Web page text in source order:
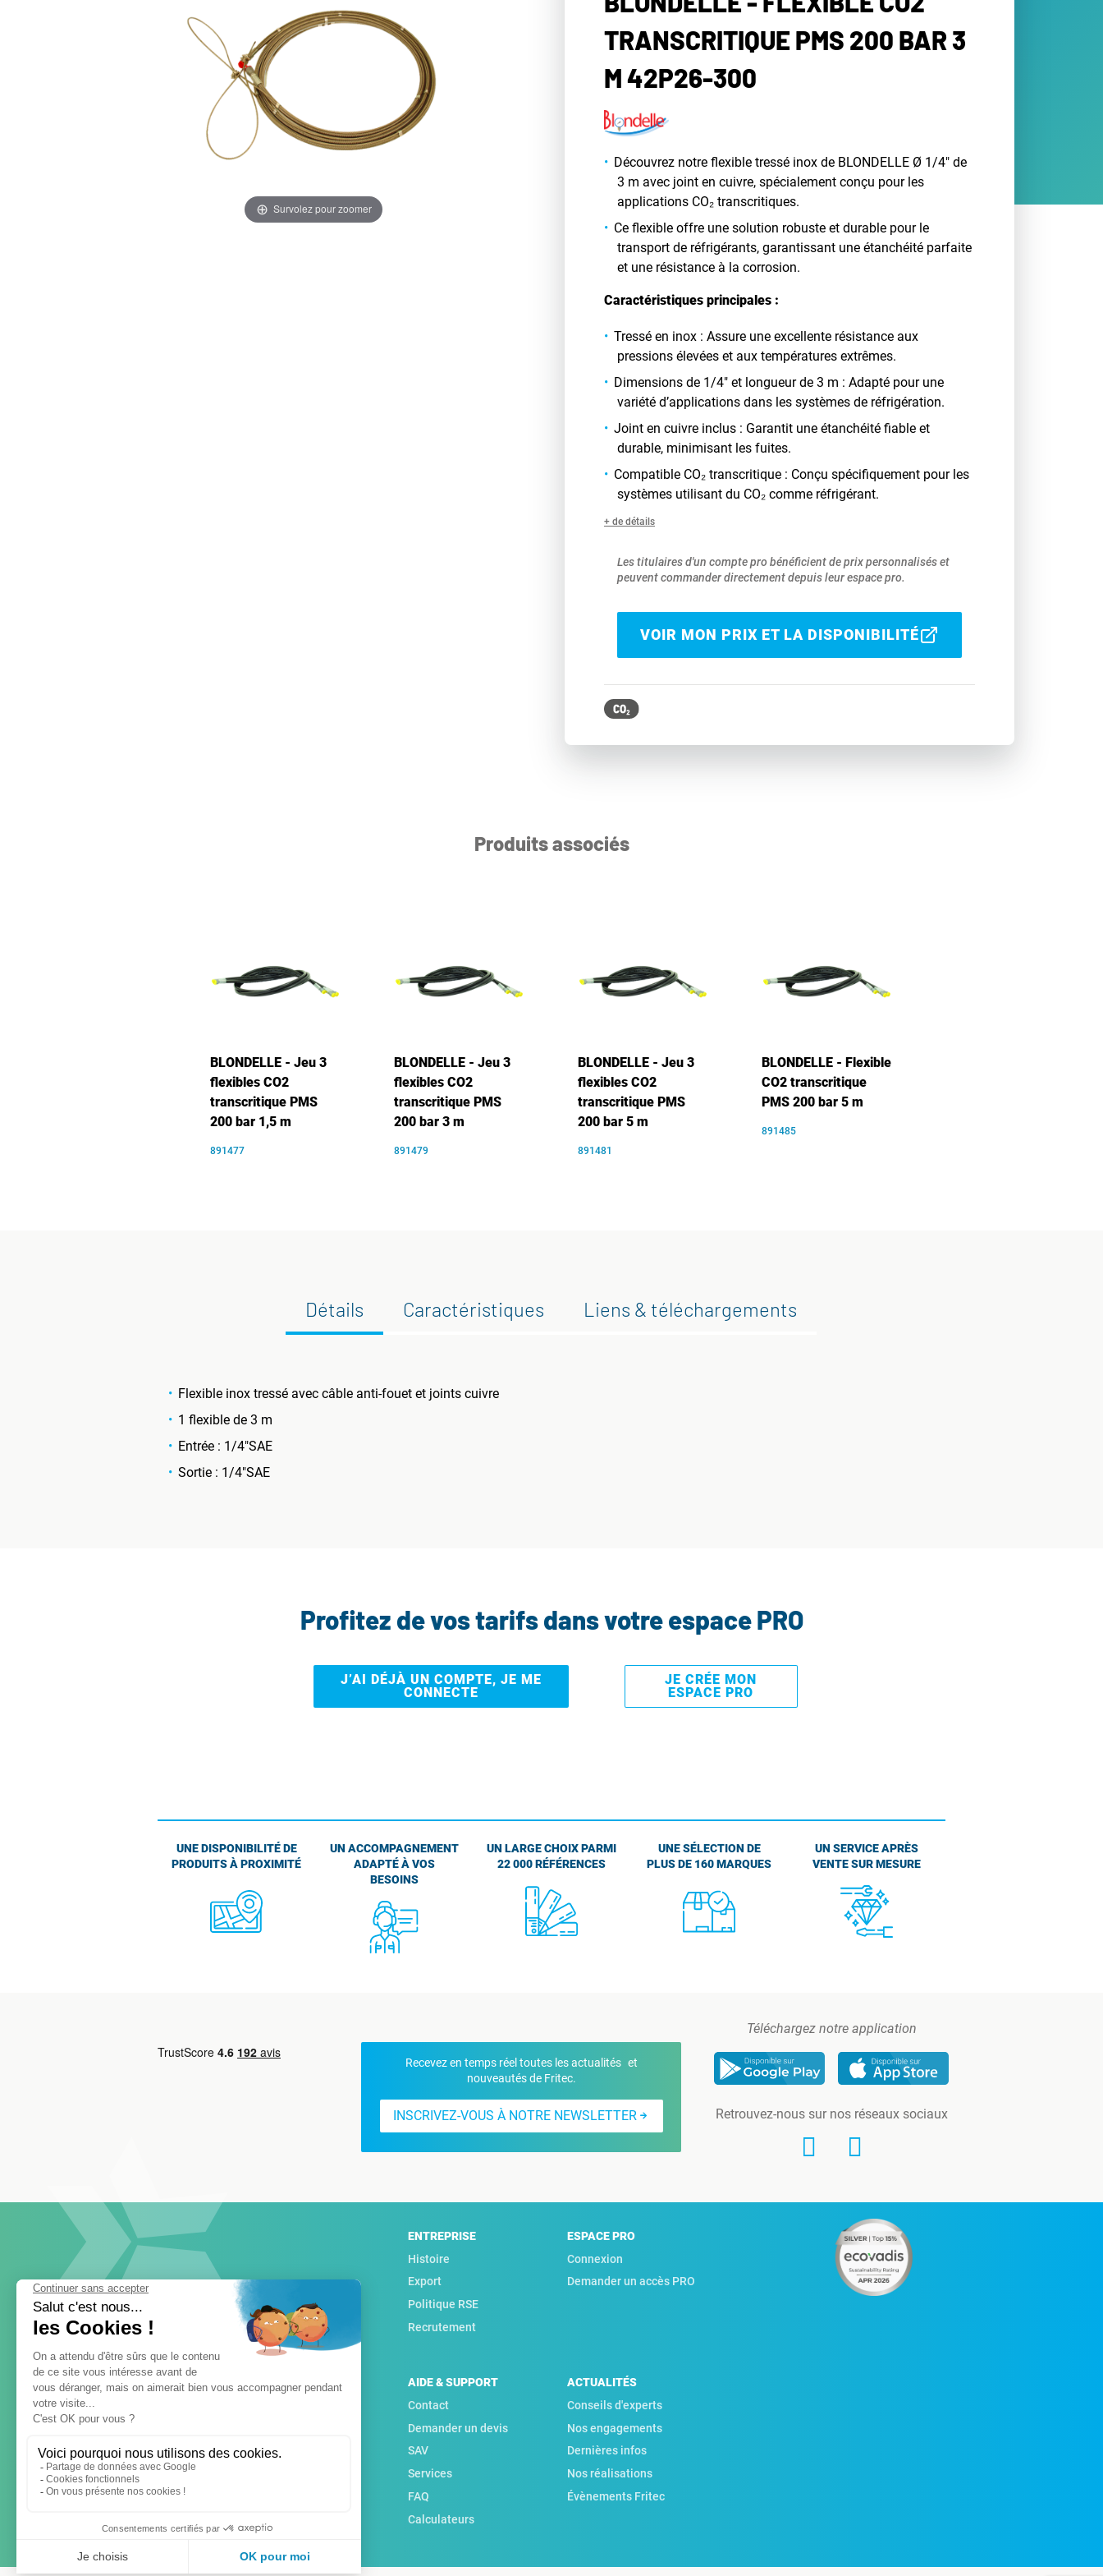
Survolez pour zoomer
TRANSCRITIQUE PMS 200 BAR 3
M 42P26-300
Découvrez notre flexible tressé inox de BLONDELLE Ø 1/4" de
3 m avec joint en cuivre, spécialement conçu pour les
applications CO₂ transcritiques.
Ce flexible offre une solution robuste et durable pour le
transport de réfrigérants, garantissant une étanchéité parfaite
et une résistance à la corrosion.
Caractéristiques principales :
Tressé en inox : Assure une excellente résistance aux
pressions élevées et aux températures extrêmes.
Dimensions de 1/4" et longueur de 3 m : Adapté pour une
variété d’applications dans les systèmes de réfrigération.
Joint en cuivre inclus : Garantit une étanchéité fiable et
durable, minimisant les fuites.
Compatible CO₂ transcritique : Conçu spécifiquement pour les
systèmes utilisant du CO₂ comme réfrigérant.
+ de détails
Les titulaires d'un compte pro bénéficient de prix personnalisés et
peuvent commander directement depuis leur espace pro.
VOIR MON PRIX ET LA DISPONIBILITÉ
Produits associés
BLONDELLE - Jeu 3
flexibles CO2
transcritique PMS
200 bar 1,5 m
891477
BLONDELLE - Jeu 3
flexibles CO2
transcritique PMS
200 bar 3 m
891479
BLONDELLE - Jeu 3
flexibles CO2
transcritique PMS
200 bar 5 m
891481
BLONDELLE - Flexible
CO2 transcritique
PMS 200 bar 5 m
891485
Détails Caractéristiques Liens & téléchargements
Flexible inox tressé avec câble anti-fouet et joints cuivre
1 flexible de 3 m
Entrée : 1/4"SAE
Sortie : 1/4"SAE
Profitez de vos tarifs dans votre espace PRO
J’AI DÉJÀ UN COMPTE, JE ME
CONNECTE
JE CRÉE MON
ESPACE PRO
UNE DISPONIBILITÉ DE
PRODUITS À PROXIMITÉ
UN ACCOMPAGNEMENT
ADAPTÉ À VOS
BESOINS
UN LARGE CHOIX PARMI
22 000 RÉFÉRENCES
UNE SÉLECTION DE
PLUS DE 160 MARQUES
UN SERVICE APRÈS
VENTE SUR MESURE
Recevez en temps réel toutes les actualités et
nouveautés de Fritec.
INSCRIVEZ-VOUS À NOTRE NEWSLETTER
Téléchargez notre application
Retrouvez-nous sur nos réseaux sociaux
ENTREPRISE
Histoire
Export
Politique RSE
Recrutement
ESPACE PRO
Connexion
Demander un accès PRO
AIDE & SUPPORT
Contact
Demander un devis
SAV
Services
FAQ
Calculateurs
ACTUALITÉS
Conseils d'experts
Nos engagements
Dernières infos
Nos réalisations
Évènements Fritec